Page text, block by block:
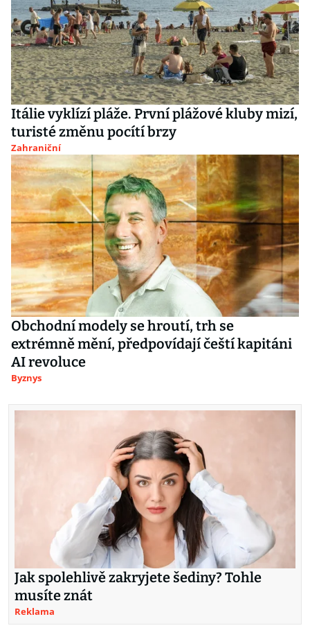
Itálie vyklízí pláže. První plážové kluby mizí,
turisté změnu pocítí brzy
Zahraniční
Obchodní modely se hroutí, trh se
extrémně mění, předpovídají čeští kapitáni
AI revoluce
Byznys
Jak spolehlivě zakryjete šediny? Tohle
musíte znát
Reklama